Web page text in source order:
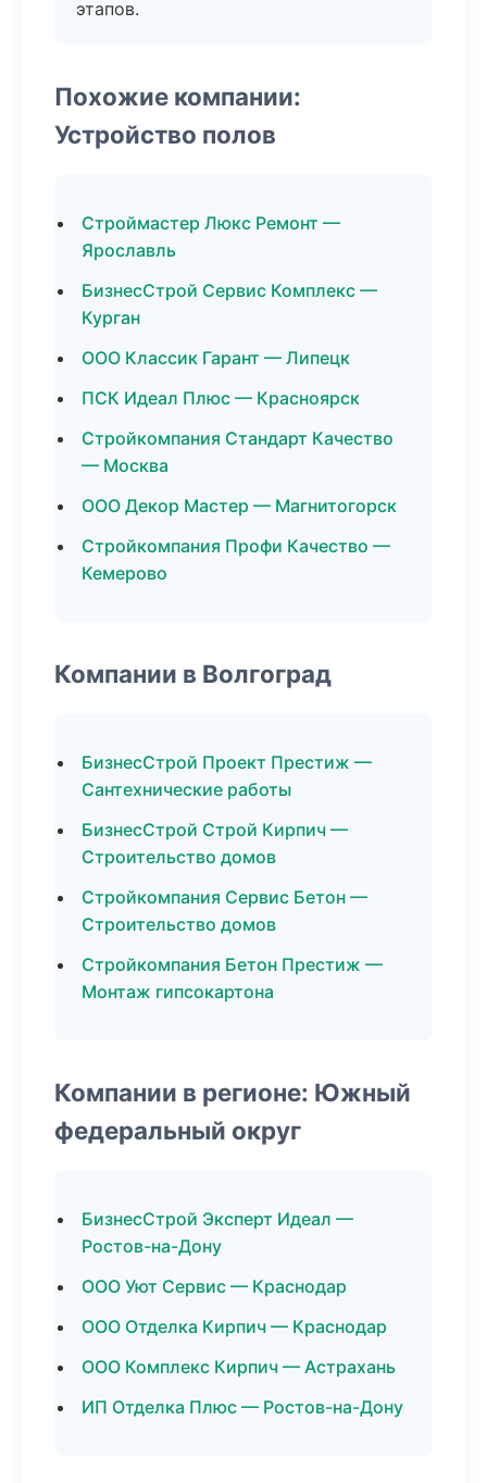
этапов.
Похожие компании:
Устройство полов
Строймастер Люкс Ремонт —
Ярославль
БизнесСтрой Сервис Комплекс —
Курган
ООО Классик Гарант — Липецк
ПСК Идеал Плюс — Красноярск
Стройкомпания Стандарт Качество
— Москва
ООО Декор Мастер — Магнитогорск
Стройкомпания Профи Качество —
Кемерово
Компании в Волгоград
БизнесСтрой Проект Престиж —
Сантехнические работы
БизнесСтрой Строй Кирпич —
Строительство домов
Стройкомпания Сервис Бетон —
Строительство домов
Стройкомпания Бетон Престиж —
Монтаж гипсокартона
Компании в регионе: Южный
федеральный округ
БизнесСтрой Эксперт Идеал —
Ростов-на-Дону
ООО Уют Сервис — Краснодар
ООО Отделка Кирпич — Краснодар
ООО Комплекс Кирпич — Астрахань
ИП Отделка Плюс — Ростов-на-Дону